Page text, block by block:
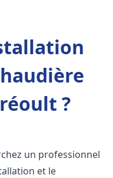
?
un professionnel
et le